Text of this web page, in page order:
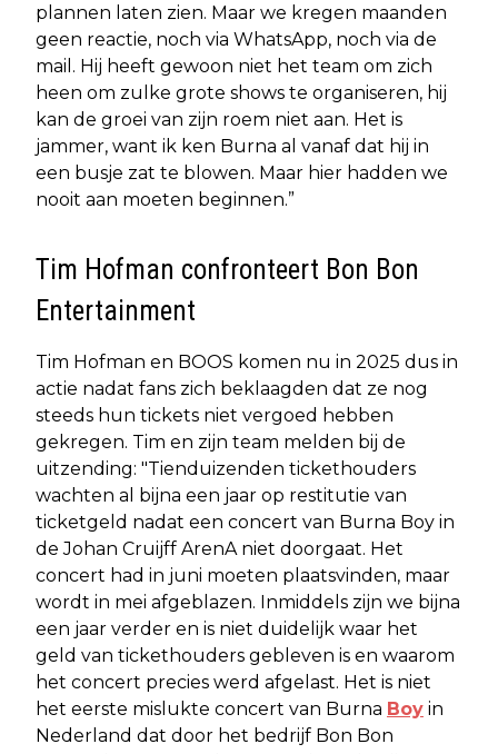
plannen laten zien. Maar we kregen maanden
geen reactie, noch via WhatsApp, noch via de
mail. Hij heeft gewoon niet het team om zich
heen om zulke grote shows te organiseren, hij
kan de groei van zijn roem niet aan. Het is
jammer, want ik ken Burna al vanaf dat hij in
een busje zat te blowen. Maar hier hadden we
nooit aan moeten beginnen.”
Tim Hofman confronteert Bon Bon
Entertainment
Tim Hofman en BOOS komen nu in 2025 dus in
actie nadat fans zich beklaagden dat ze nog
steeds hun tickets niet vergoed hebben
gekregen. Tim en zijn team melden bij de
uitzending: "Tienduizenden tickethouders
wachten al bijna een jaar op restitutie van
ticketgeld nadat een concert van Burna Boy in
de Johan Cruijff ArenA niet doorgaat. Het
concert had in juni moeten plaatsvinden, maar
wordt in mei afgeblazen. Inmiddels zijn we bijna
een jaar verder en is niet duidelijk waar het
geld van tickethouders gebleven is en waarom
het concert precies werd afgelast. Het is niet
het eerste mislukte concert van Burna Boy in
Nederland dat door het bedrijf Bon Bon